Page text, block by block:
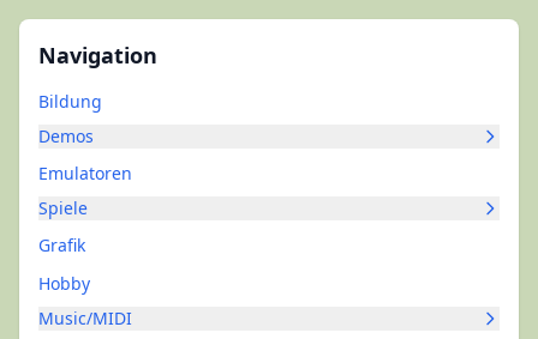
Navigation
Bildung
Demos
Emulatoren
Spiele
Grafik
Hobby
Music/MIDI